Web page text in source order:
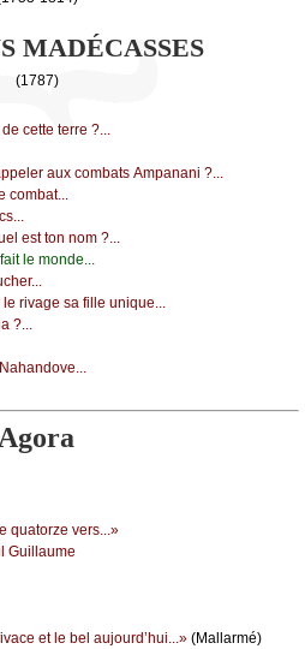
MADÉCASSES
(1787)
сеttе tеrrе ?...
аuх соmbаts Αmpаnаni ?...
соmbаt...
еst tоn nоm ?...
lе mоndе...
rivаgе sа fillе uniquе...
?...
quаtоrzе vеrs...»
Guillаumе
еt lе bеl аuјоurd’hui...» (Μаllаrmé)